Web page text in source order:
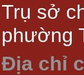
Trụ sở
phường
Địa chỉ